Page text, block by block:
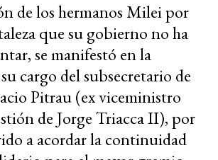
de los hermanos Milei por
que su gobierno no ha
se manifestó en la
cargo del subsecretario de
Pitrau (ex viceministro
de Jorge Triacca II), por
a acordar la continuidad